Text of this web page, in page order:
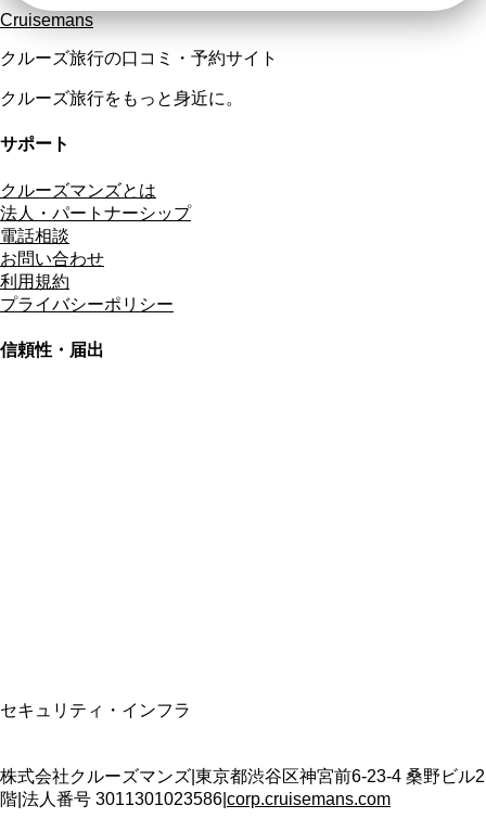
Cruisemans
クルーズ旅行の口コミ・予約サイト
クルーズ旅行をもっと身近に。
サポート
クルーズマンズとは
法人・パートナーシップ
電話相談
お問い合わせ
利用規約
プライバシーポリシー
信頼性・届出
セキュリティ・インフラ
株式会社クルーズマンズ 東京都渋谷区神宮前6-23-4 桑野ビル2
階 法人番号 3011301023586 corp.cruisemans.com